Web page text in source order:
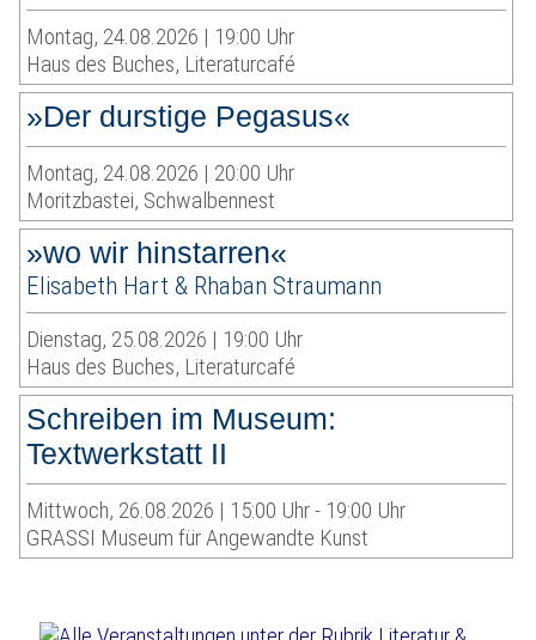
Montag, 24.08.2026 | 19:00 Uhr
Haus des Buches, Literaturcafé
»Der durstige Pegasus«
Montag, 24.08.2026 | 20:00 Uhr
Moritzbastei, Schwalbennest
»wo wir hinstarren«
Elisabeth Hart & Rhaban Straumann
Dienstag, 25.08.2026 | 19:00 Uhr
Haus des Buches, Literaturcafé
Schreiben im Museum:
Textwerkstatt II
Mittwoch, 26.08.2026 | 15:00 Uhr - 19:00 Uhr
GRASSI Museum für Angewandte Kunst